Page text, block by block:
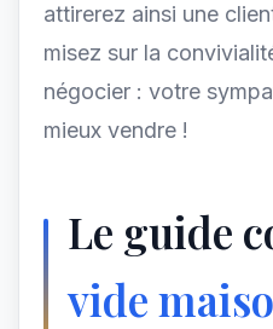
attirerez ainsi une
misez sur la
négocier : votre
mieux vendre !
Le guide
vide